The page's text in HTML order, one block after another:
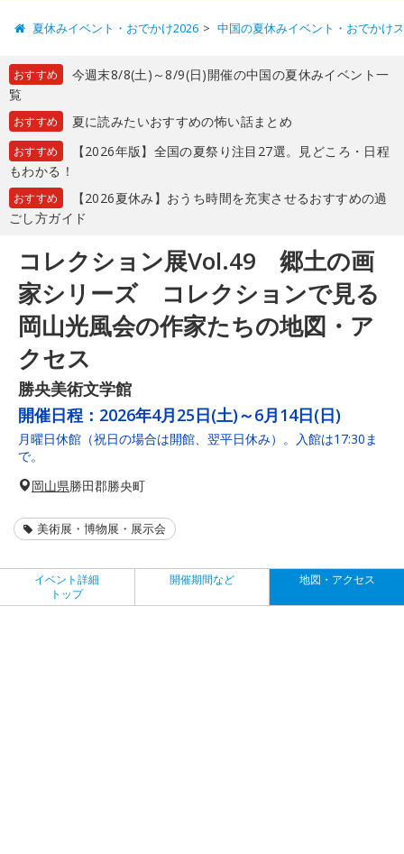
夏休みイベント・おでかけ2026 中国の夏休みイベント・おでかけ
おすすめ
今週末8/8(土)～8/9(日)開催の中国の夏休みイベント一
覧
おすすめ 夏に読みたいおすすめの怖い話まとめ
おすすめ
【2026年版】全国の夏祭り注目27選。見どころ・日程
もわかる！
おすすめ
【2026夏休み】おうち時間を充実させるおすすめの過
ごし方ガイド
コレクション展Vol.49 郷土の画
家シリーズ コレクションで見る
岡山光風会の作家たちの地図・ア
クセス
勝央美術文学館
開催日程： 2026年4月25日(土)～6月14日(日)
月曜日休館（祝日の場合は開館、翌平日休み）。入館は17:30ま
で。
岡山県勝田郡勝央町
美術展・博物展・展示会
イベント詳細
トップ
開催期間など 地図・アクセス